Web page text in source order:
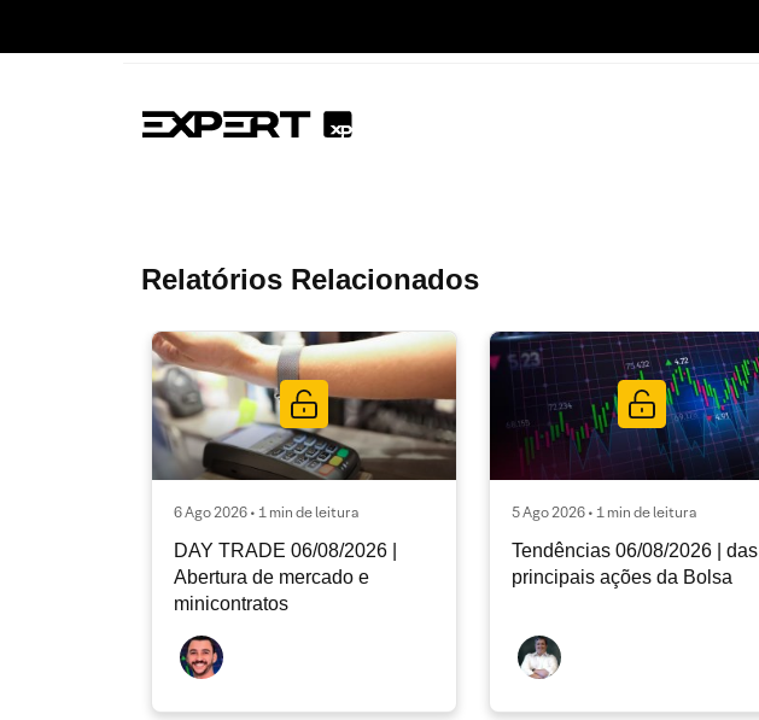
Relatórios Relacionados
6 Ago 2026 • 1 min de leitura
DAY TRADE 06/08/2026 |
Abertura de mercado e
minicontratos
5 Ago 2026 • 1 min de leitura
Tendências 06/08/2026 | das
principais ações da Bolsa